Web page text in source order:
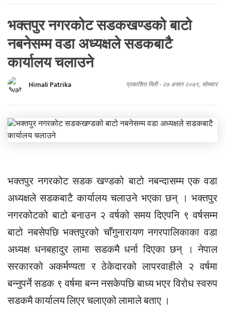
भक्तपुर नगरकोट सडकखण्डको बाटो
नबनेसम्म वडा अध्यक्षले सडकबाटै
कार्यालय चलाउने
Himali Patrika प्रकाशित मिती - २७ असार २०७९, सोमवार
भक्तपुर नगरकोट सडक खण्डको बाटो नबन्दासम्म एक वडा
अध्यक्षले सडकबाटै कार्यालय चलाउने भएका छन् । भक्तपुर
नगरकोटको बाटो बनाउन २ वर्षको समय दिएपनि ९ वर्षसम्म
बाटो नबसेपछि भक्तपुरको चाँगुनारायण नगरपालिकाका वडा
अध्यक्ष धनबहादुर लामा सडकमै धर्ना दिएका छन् । नेपाल
सरकारको अकर्मण्यता र ठेकेदारको लापरवाहीले २ वर्षमा
बन्नुपर्ने सडक ९ वर्षमा बन्न नसकेपछि बाध्य भएर विरोध स्वरुप
सडकमै कार्यालय लिएर चलाएको लामाले बताए ।